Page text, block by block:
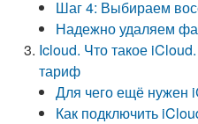
Шаг 4: Выбираем
Надежно удаляем
Icloud. Что такое
тариф
Для чего ещё нужен
Как подключить